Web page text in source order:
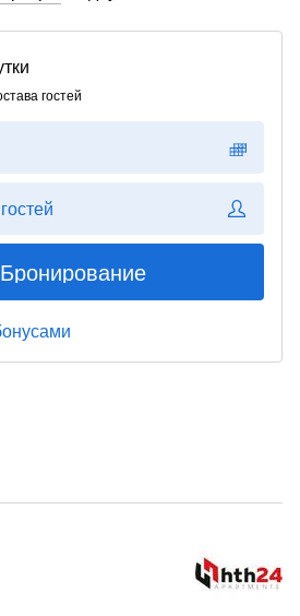
гостей
Бронирование